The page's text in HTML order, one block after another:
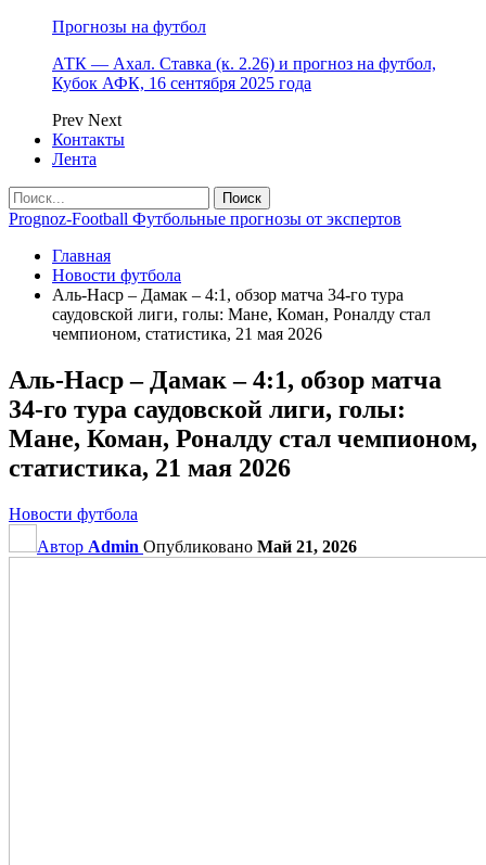
Прогнозы на футбол
АТК — Ахал. Ставка (к. 2.26) и прогноз на футбол,
Кубок АФК, 16 сентября 2025 года
Prev Next
Контакты
Лента
Prognoz-Football Футбольные прогнозы от экспертов
Главная
Новости футбола
Аль-Наср – Дамак – 4:1, обзор матча 34-го тура
саудовской лиги, голы: Мане, Коман, Роналду стал
чемпионом, статистика, 21 мая 2026
Аль-Наср – Дамак – 4:1, обзор матча
34-го тура саудовской лиги, голы:
Мане, Коман, Роналду стал чемпионом,
статистика, 21 мая 2026
Новости футбола
Автор Admin Опубликовано Май 21, 2026